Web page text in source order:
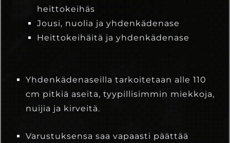
heittokeihäs
Jousi, nuolia ja yhdenkädenase
Heittokeihäitä ja yhdenkädenase
Yhdenkädenaseilla tarkoitetaan alle 110
cm pitkiä aseita, tyypillisimmin miekkoja,
nuijia ja kirveitä.
Varustuksensa saa vapaasti päättää